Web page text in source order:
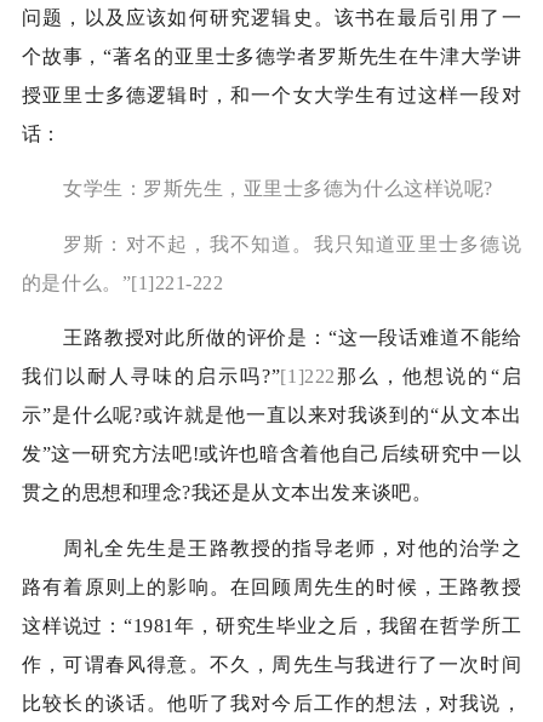
问题，以及应该如何研究逻辑史。该书在最后引用了一
个故事，“著名的亚里士多德学者罗斯先生在牛津大学讲
授亚里士多德逻辑时，和一个女大学生有过这样一段对
话：
女学生：罗斯先生，亚里士多德为什么这样说呢?
罗斯：对不起，我不知道。我只知道亚里士多德说
的是什么。”[1]221-222
王路教授对此所做的评价是：“这一段话难道不能给
我们以耐人寻味的启示吗?”[1]222那么，他想说的“启
示”是什么呢?或许就是他一直以来对我谈到的“从文本出
发”这一研究方法吧!或许也暗含着他自己后续研究中一以
贯之的思想和理念?我还是从文本出发来谈吧。
周礼全先生是王路教授的指导老师，对他的治学之
路有着原则上的影响。在回顾周先生的时候，王路教授
这样说过：“1981 年，研究生毕业之后，我留在哲学所工
作，可谓春风得意。不久，周先生与我进行了一次时间
比较长的谈话。他听了我对今后工作的想法，对我说，